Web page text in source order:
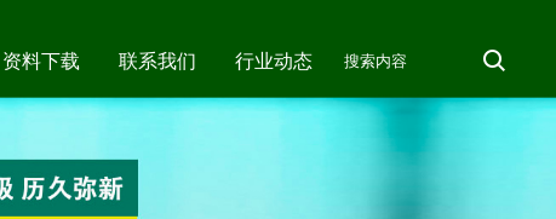
资料下载 联系我们 行业动态